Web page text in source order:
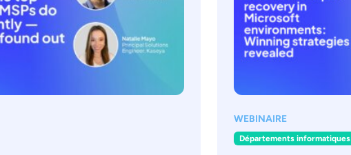
WEBINAIRE
Départements informatiques